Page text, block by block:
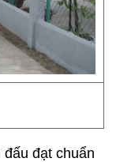
đạt chuẩn